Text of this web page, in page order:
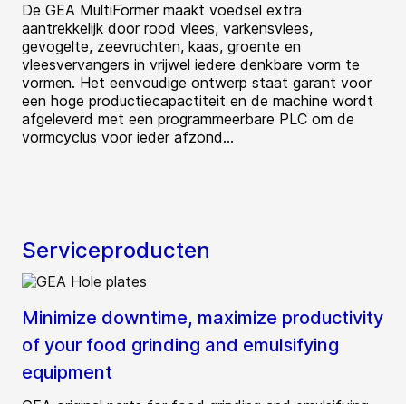
De GEA MultiFormer maakt voedsel extra
aantrekkelijk door rood vlees, varkensvlees,
gevogelte, zeevruchten, kaas, groente en
vleesvervangers in vrijwel iedere denkbare vorm te
vormen. Het eenvoudige ontwerp staat garant voor
een hoge productiecapactiteit en de machine wordt
afgeleverd met een programmeerbare PLC om de
vormcyclus voor ieder afzond...
Serviceproducten
Minimize downtime, maximize productivity
of your food grinding and emulsifying
equipment